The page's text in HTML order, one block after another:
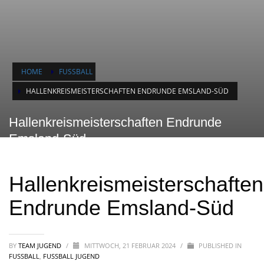
HOME
FUSSBALL
HALLENKREISMEISTERSCHAFTEN ENDRUNDE EMSLAND-SÜD
Hallenkreismeisterschaften Endrunde
Emsland-Süd
Hallenkreismeisterschaften
Endrunde Emsland-Süd
BY TEAM JUGEND / MITTWOCH, 21 FEBRUAR 2024 /
PUBLISHED IN
FUSSBALL
FUSSBALL JUGEND